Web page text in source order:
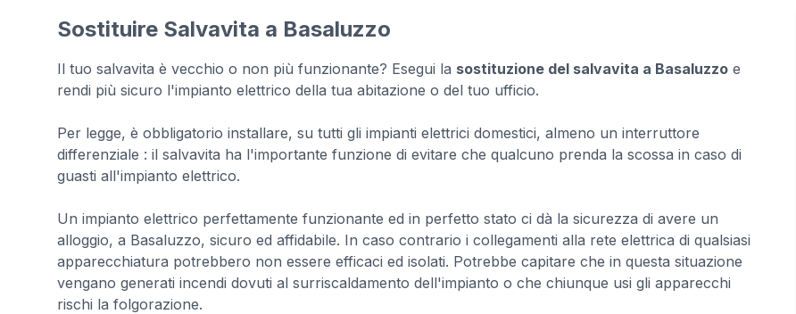
Sostituire Salvavita a Basaluzzo
Il tuo salvavita è vecchio o non più funzionante? Esegui la sostituzione del salvavita a Basaluzzo e
rendi più sicuro l'impianto elettrico della tua abitazione o del tuo ufficio.
Per legge, è obbligatorio installare, su tutti gli impianti elettrici domestici, almeno un interruttore
differenziale : il salvavita ha l'importante funzione di evitare che qualcuno prenda la scossa in caso di
guasti all'impianto elettrico.
Un impianto elettrico perfettamente funzionante ed in perfetto stato ci dà la sicurezza di avere un
alloggio, a Basaluzzo, sicuro ed affidabile. In caso contrario i collegamenti alla rete elettrica di qualsiasi
apparecchiatura potrebbero non essere efficaci ed isolati. Potrebbe capitare che in questa situazione
vengano generati incendi dovuti al surriscaldamento dell'impianto o che chiunque usi gli apparecchi
rischi la folgorazione.